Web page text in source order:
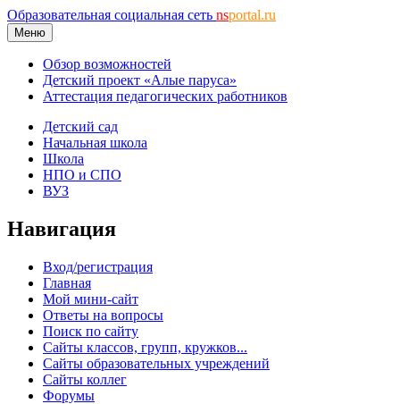
Образовательная социальная сеть nsportal.ru
Меню
Обзор возможностей
Детский проект «Алые паруса»
Аттестация педагогических работников
Детский сад
Начальная школа
Школа
НПО и СПО
ВУЗ
Навигация
Вход/регистрация
Главная
Мой мини-сайт
Ответы на вопросы
Поиск по сайту
Сайты классов, групп, кружков...
Сайты образовательных учреждений
Сайты коллег
Форумы